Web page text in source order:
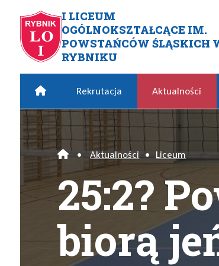
Przejdź do menu głównego
Przejdź do menu dodatkowego
Przejdź do treści
Mapa serwisu
I LICEUM
OGÓLNOKSZTAŁCĄCE IM.
POWSTAŃCÓW ŚLĄSKICH
RYBNIKU
25:2? Powstańcy nie
Home Rekrutacja Aktualności
Home
• Aktualności • Liceum
25:2?
biorą